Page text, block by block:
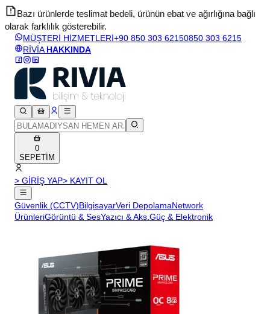
Bazı ürünlerde teslimat bedeli, ürünün ebat ve ağırlığına bağlı
olarak farklılık gösterebilir.
MÜŞTERİ HİZMETLERİ+90 850 303 62150850 303 6215
RİVİA HAKKINDA
0
SEPETİM
> GİRİŞ YAP> KAYIT OL
Güvenlik (CCTV)BilgisayarVeri DepolamaNetwork
ÜrünleriGörüntü & SesYazıcı & Aks.Güç & Elektronik